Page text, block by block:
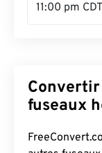
11:00 pm CDT
Convertir
fuseaux